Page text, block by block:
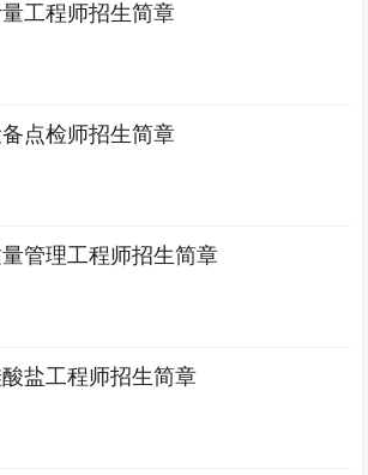
工程师招生简章
点检师招生简章
量管理工程师招生简章
盐工程师招生简章